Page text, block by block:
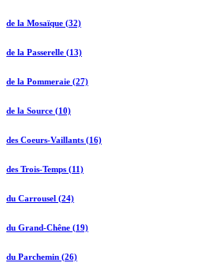
de la Mosaïque (32)
de la Passerelle (13)
de la Pommeraie (27)
de la Source (10)
des Coeurs-Vaillants (16)
des Trois-Temps (11)
du Carrousel (24)
du Grand-Chêne (19)
du Parchemin (26)